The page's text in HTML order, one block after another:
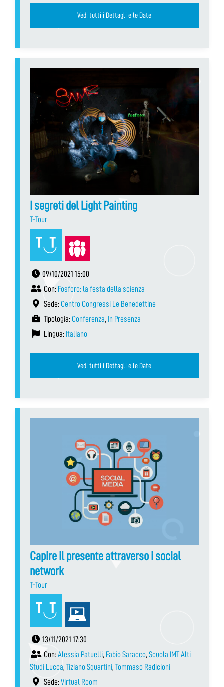
Vedi tutti i Dettagli e le Date
I segreti del Light Painting
T-Tour
09/10/2021 15:00
Con: Fosforo: la festa della scienza
Sede: Centro Congressi Le Benedettine
Tipologia: Conferenza, In Presenza
Lingua: Italiano
Vedi tutti i Dettagli e le Date
Capire il presente attraverso i social
network
T-Tour
13/11/2021 17:30
Con: Alessia Patuelli, Fabio Saracco, Scuola IMT Alti
Studi Lucca, Tiziano Squartini, Tommaso Radicioni
Sede: Virtual Room